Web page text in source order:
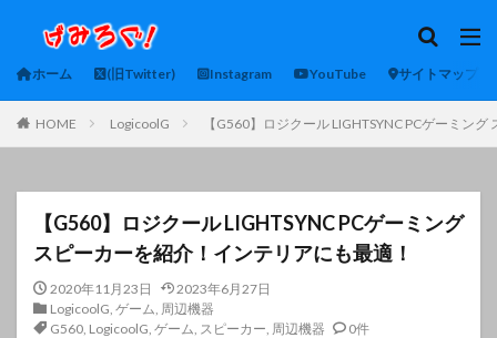
ホーム (旧Twitter) Instagram YouTube サイトマップ
HOME LogicoolG 【G560】ロジクール LIGHTSYNC PCゲーミン
【G560】ロジクール LIGHTSYNC PCゲーミング
スピーカーを紹介！インテリアにも最適！
2020年11月23日
2023年6月27日
LogicoolG, ゲーム, 周辺機器
G560, LogicoolG, ゲーム, スピーカー, 周辺機器 0件